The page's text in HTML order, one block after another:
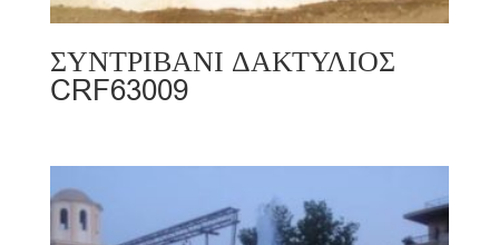
ΣΥΝΤΡΙΒΑΝΙ ΔΑΚΤΥΛΙΟΣ
CRF63009